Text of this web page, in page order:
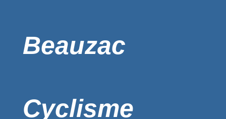
Beauzac
Cyclisme